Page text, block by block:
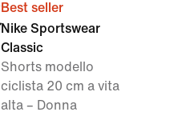
Best seller
Nike Sportswear
Classic
Shorts modello
ciclista 20 cm a vita
alta – Donna